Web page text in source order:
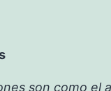
son como el